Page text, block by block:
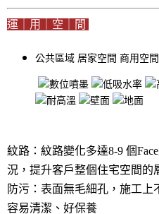
運｜用｜空｜間
公共區域 居家空間 商用空間
紋路：紋路變化多達8-9 個
況，提升客戶整個住宅空間的
防污：表面無毛細孔，施工
容易清潔、好保養